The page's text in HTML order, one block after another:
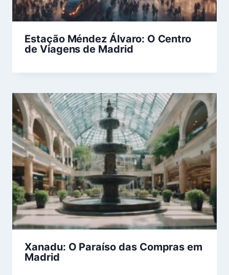
Estação Méndez Álvaro: O Centro
de Viagens de Madrid
Xanadu: O Paraíso das Compras em
Madrid